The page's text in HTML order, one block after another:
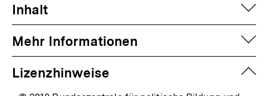
Inhalt
Mehr Informationen
Lizenzhinweise